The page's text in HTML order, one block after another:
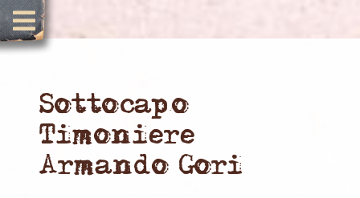
Sottocapo
Timoniere
Armando Gori